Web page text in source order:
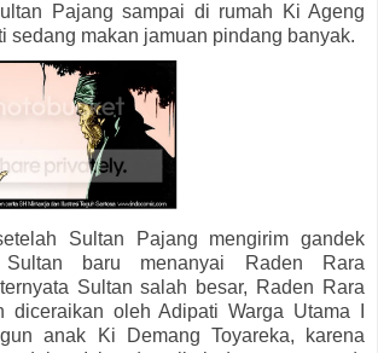
Pajang sampai di rumah Ki Ageng
sedang makan jamuan pindang banyak.
Sultan Pajang mengirim gandek
baru menanyai Raden Rara
Sultan salah besar, Raden Rara
diceraikan oleh Adipati Warga Utama I
anak Ki Demang Toyareka, karena